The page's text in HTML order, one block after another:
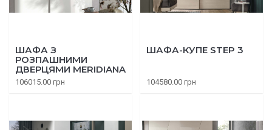
ШАФА З
РОЗПАШНИМИ
ДВЕРЦЯМИ MERIDIANA
106015.00 грн
ШАФА-КУПЕ STEP 3
104580.00 грн